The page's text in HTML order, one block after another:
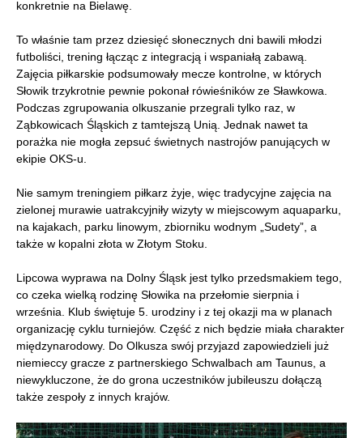
konkretnie na Bielawę.
To właśnie tam przez dziesięć słonecznych dni bawili młodzi
futboliści, trening łącząc z integracją i wspaniałą zabawą.
Zajęcia piłkarskie podsumowały mecze kontrolne, w których
Słowik trzykrotnie pewnie pokonał rówieśników ze Sławkowa.
Podczas zgrupowania olkuszanie przegrali tylko raz, w
Ząbkowicach Śląskich z tamtejszą Unią. Jednak nawet ta
porażka nie mogła zepsuć świetnych nastrojów panujących w
ekipie OKS-u.
Nie samym treningiem piłkarz żyje, więc tradycyjne zajęcia na
zielonej murawie uatrakcyjniły wizyty w miejscowym aquaparku,
na kajakach, parku linowym, zbiorniku wodnym „Sudety”, a
także w kopalni złota w Złotym Stoku.
Lipcowa wyprawa na Dolny Śląsk jest tylko przedsmakiem tego,
co czeka wielką rodzinę Słowika na przełomie sierpnia i
września. Klub świętuje 5. urodziny i z tej okazji ma w planach
organizację cyklu turniejów. Część z nich będzie miała charakter
międzynarodowy. Do Olkusza swój przyjazd zapowiedzieli już
niemieccy gracze z partnerskiego Schwalbach am Taunus, a
niewykluczone, że do grona uczestników jubileuszu dołączą
także zespoły z innych krajów.